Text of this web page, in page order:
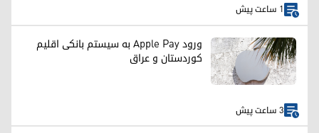
1 ساعت پیش
ورود Apple Pay به سیستم بانکی اقلیم
کوردستان و عراق
3 ساعت پیش